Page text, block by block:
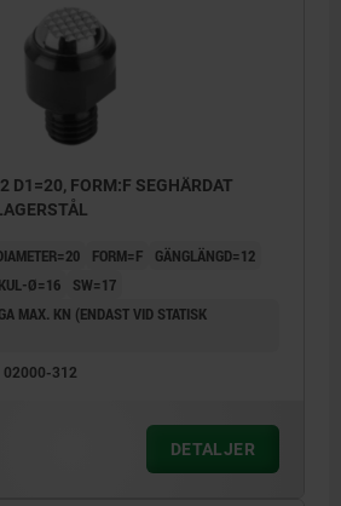
D1=20, FORM:F SEGHÄRDAT
FORM=F
GÄNGLÄNGD=12
KUL-Ø=16
SW=17
MAX. KN (ENDAST VID STATISK
02000-312
DETALJER